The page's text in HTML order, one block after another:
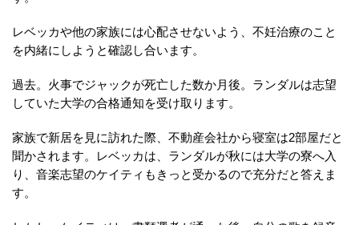
レベッカや他の家族には心配させないよう、不妊治療のこと
を内緒にしようと確認し合います。
過去。火事でジャックが死亡した数か月後。ランダルは志望
していた大学の合格通知を受け取ります。
家族で新居を見に訪れた際、不動産会社から寝室は2部屋だと
聞かされます。レベッカは、ランダルが秋には大学の寮へ入
り、音楽志望のケイティもきっと受かるので充分だと答えま
す。